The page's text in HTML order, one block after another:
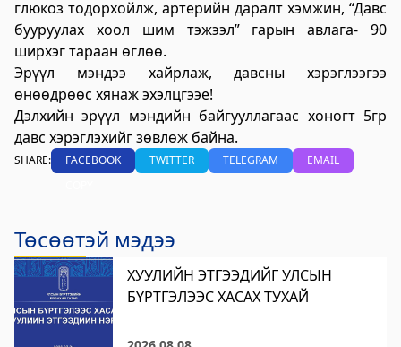
Дэлгэрэнгүй
Говьсүмбэр аймаг дахь Төрийн цахим
үйлчилгээний хэлтэс
2023-06-05 22:55:03
Дэлгэрэнгүй
Хөдөлмөр, халамжийн үйлчилгээний
Дэлгэрэнгүй
Улсын бүртгэлийн хэлтэс
2023-06-06 06:41:23
глюкоз тодорхойлж, артерийн даралт хэмжин, “Давс
бууруулах хоол шим тэжээл” гарын авлага- 90
ширхэг тараан өглөө.
Эрүүл мэндээ хайрлаж, давсны хэрэглээгээ
өнөөдрөөс хянаж эхэлцгээе!
Дэлхийн эрүүл мэндийн байгууллагаас хоногт 5гр
давс хэрэглэхийг зөвлөж байна.
SHARE: FACEBOOK TWITTER TELEGRAM
EMAIL
Төсөөтэй мэдээ
ХУУЛИЙН ЭТГЭЭДИЙГ УЛСЫН
БҮРТГЭЛЭЭС ХАСАХ ТУХАЙ